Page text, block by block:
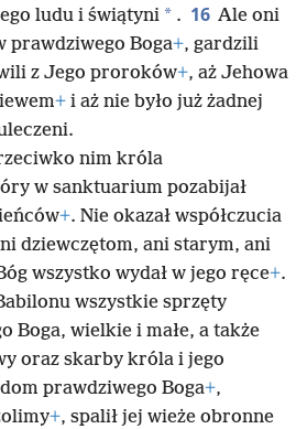
ludu i świątyni * . 16 Ale oni
prawdziwego Boga+, gardzili
z Jego proroków+, aż Jehowa
+ i aż nie było już żadnej
nim króla
w sanktuarium pozabijał
+. Nie okazał współczucia
dziewczętom, ani starym, ani
wszystko wydał w jego ręce+.
wszystkie sprzęty
Boga, wielkie i małe, a także
oraz skarby króla i jego
prawdziwego Boga+,
+, spalił jej wieże obronne